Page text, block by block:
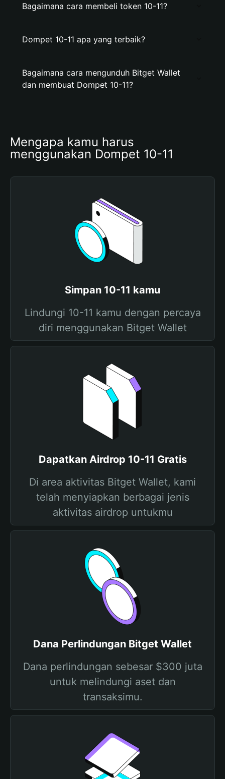
Bagaimana cara membeli token 10-11?
Dompet 10-11 apa yang terbaik?
Bagaimana cara mengunduh Bitget Wallet
dan membuat Dompet 10-11?
Mengapa kamu harus
menggunakan Dompet 10-11
Simpan 10-11 kamu
Lindungi 10-11 kamu dengan percaya
diri menggunakan Bitget Wallet
Dapatkan Airdrop 10-11 Gratis
Di area aktivitas Bitget Wallet, kami
telah menyiapkan berbagai jenis
aktivitas airdrop untukmu
Dana Perlindungan Bitget Wallet
Dana perlindungan sebesar $300 juta
untuk melindungi aset dan
transaksimu.